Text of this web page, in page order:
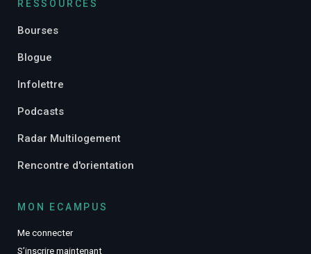
RESSOURCES
Bourses
Blogue
Infolettre
Podcasts
Radar Multilogement
Rencontre d'orientation
MON ECAMPUS
Me connecter
S’inscrire maintenant